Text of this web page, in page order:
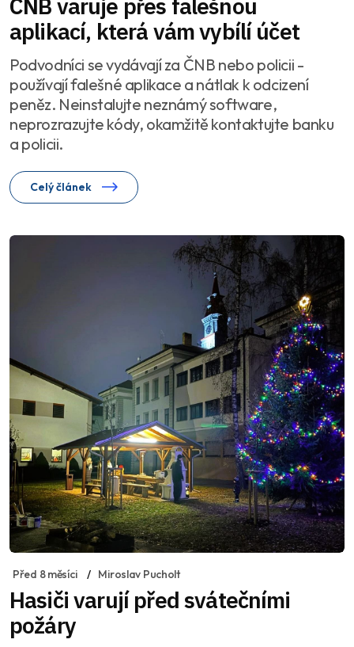
ČNB varuje přes falešnou
aplikací, která vám vybílí účet
Podvodníci se vydávají za ČNB nebo policii -
používají falešné aplikace a nátlak k odcizení
peněz. Neinstalujte neznámý software,
neprozrazujte kódy, okamžitě kontaktujte banku
a policii.
Celý článek
Před 8 měsíci Miroslav Pucholt
Hasiči varují před svátečními
požáry